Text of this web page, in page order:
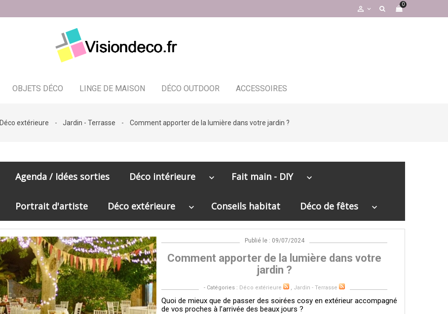

0
OBJETS DÉCO LINGE DE MAISON DÉCO OUTDOOR ACCESSOIRES
Déco extérieure Jardin - Terrasse Comment apporter de la lumière dans votre jardin ?
Agenda / Idées sorties Déco intérieure keyboard_arrow_down Fait main - DIY keyboard_arrow_down
Portrait d'artiste Déco extérieure keyboard_arrow_down Conseils habitat Déco de fêtes keyboard_arrow_down
Publié le : 09/07/2024
Comment apporter de la lumière dans votre
jardin ?
- Catégories : Déco extérieure , Jardin - Terrasse
Quoi de mieux que de passer des soirées cosy en extérieur accompagné
de vos proches à l’arrivée des beaux jours ?